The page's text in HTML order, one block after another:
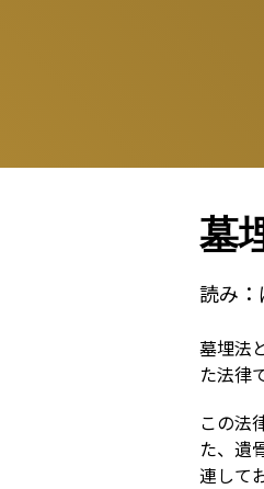
墓
読み：
墓埋法
た法律
この法
た、遺
連して